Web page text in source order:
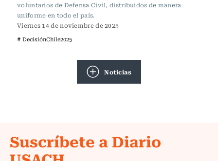
voluntarios de Defensa Civil, distribuidos de manera
uniforme en todo el país.
Viernes 14 de noviembre de 2025
# DecisiónChile2025
Noticias